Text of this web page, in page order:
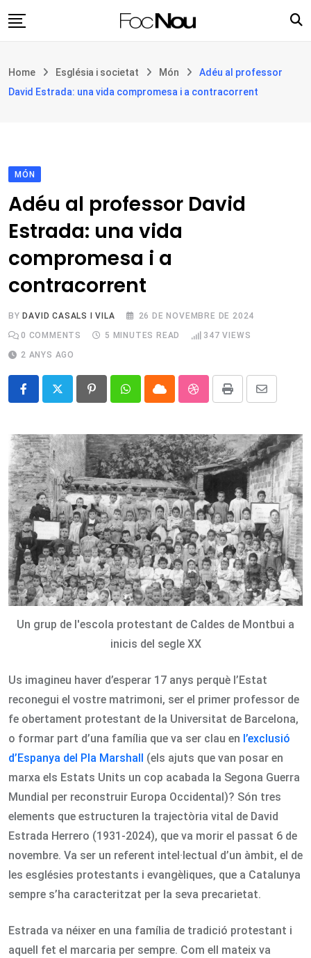
to
Filosofia i teologia
Botiga
Home Església i societat Món
Adéu al professor
David Estrada: una vida compromesa i a contracorrent
MÓN
Adéu al professor David
Estrada: una vida
compromesa i a
contracorrent
BY DAVID CASALS I VILA
26 DE NOVEMBRE DE 2024
0 COMMENTS 5 MINUTES READ 347 VIEWS
2 ANYS AGO
PinterestWhatsappCloud StumbleUpon
Print
Share
Email
Un grup de l'escola protestant de Caldes de Montbui a
inicis del segle XX
Us imagineu haver d’esperar 17 anys perquè l’Estat
reconegui el vostre matrimoni, ser el primer professor de
fe obertament protestant de la Universitat de Barcelona,
o formar part d’una família que va ser clau en l’exclusió
d’Espanya del Pla Marshall
(els ajuts que van posar en
marxa els Estats Units un cop acabada la Segona Guerra
Mundial per reconstruir Europa Occidental)? Són tres
elements que estructuren la trajectòria vital de David
Estrada Herrero (1931-2024), que va morir el passat 6 de
novembre. Va ser un referent intel·lectual d’un àmbit, el de
les esglésies protestants i evangèliques, que a Catalunya
sempre s’ha caracteritzat per la seva precarietat.
Estrada va néixer en una família de tradició protestant i
aquell fet el marcaria per sempre. Com ell mateix va